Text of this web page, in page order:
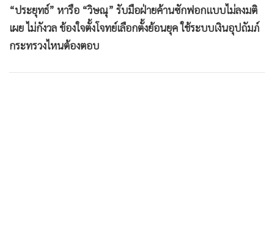
• ญี่ปุ่น
• News1
• Gotomanager
“ประยุทธ์” หารือ “วิษณุ” รับมือฝ่ายค้านซักฟอกแบบไม่ลงมติ
เผย ไม่กังวล ข้องใจตั้งโจทย์เลือกตั้งย้อนยุค ใช้ระบบเงินอุปถัมภ์
กระทรวงไหนต้องตอบ